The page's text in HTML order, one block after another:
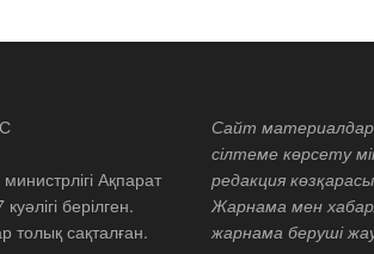
Ақпарат
берілген.
толық сақталған.
Сайт
сілтеме көрсету
редакция
Жарнама мен
жарнама беруші